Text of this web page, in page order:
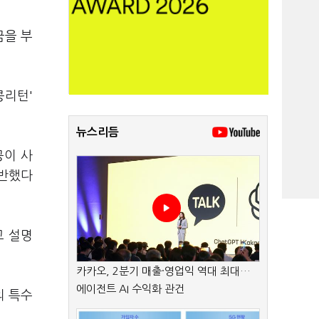
을 부
리턴'
이 사
했다
설명
특수
뉴스리듬
카카오, 2분기 매출·영업익 역대 최대…
에이전트 AI 수익화 관건